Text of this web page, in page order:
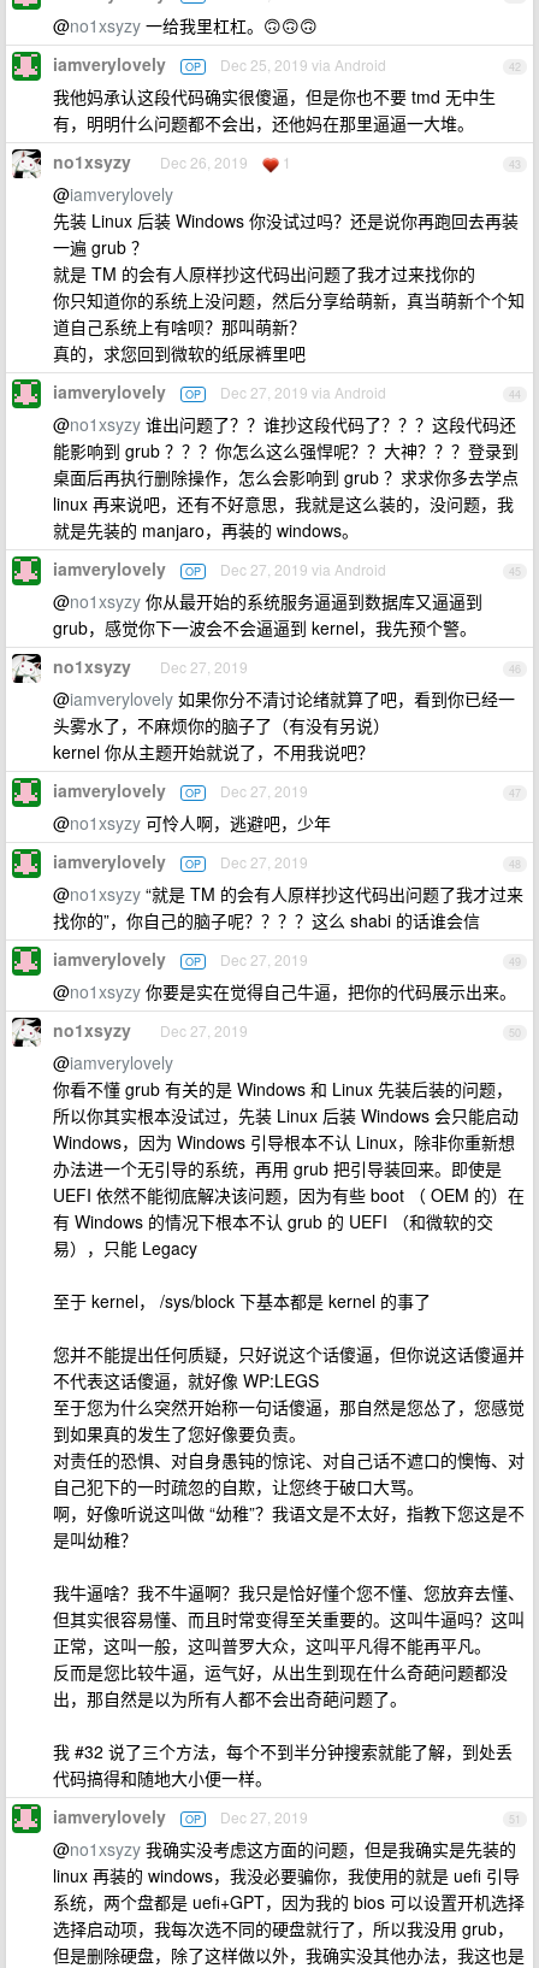
@no1xsyzy 一给我里杠杠。🙃🙃🙃
42
iamverylovely OP Dec 25, 2019 via Android
我他妈承认这段代码确实很傻逼，但是你也不要 tmd 无中生
有，明明什么问题都不会出，还他妈在那里逼逼一大堆。
43
no1xsyzy Dec 26, 2019 1
@iamverylovely
先装 Linux 后装 Windows 你没试过吗？还是说你再跑回去再装
一遍 grub ？
就是 TM 的会有人原样抄这代码出问题了我才过来找你的
你只知道你的系统上没问题，然后分享给萌新，真当萌新个个知
道自己系统上有啥呗？那叫萌新？
真的，求您回到微软的纸尿裤里吧
44
iamverylovely OP Dec 27, 2019 via Android
@no1xsyzy 谁出问题了？？谁抄这段代码了？？？这段代码还
能影响到 grub ？？？你怎么这么强悍呢？？大神？？？登录到
桌面后再执行删除操作，怎么会影响到 grub ？求求你多去学点
linux 再来说吧，还有不好意思，我就是这么装的，没问题，我
就是先装的 manjaro，再装的 windows。
45
iamverylovely OP Dec 27, 2019 via Android
@no1xsyzy 你从最开始的系统服务逼逼到数据库又逼逼到
grub，感觉你下一波会不会逼逼到 kernel，我先预个警。
46
no1xsyzy Dec 27, 2019
@iamverylovely 如果你分不清讨论绪就算了吧，看到你已经一
头雾水了，不麻烦你的脑子了（有没有另说）
kernel 你从主题开始就说了，不用我说吧？
47
iamverylovely OP Dec 27, 2019
@no1xsyzy 可怜人啊，逃避吧，少年
48
iamverylovely OP Dec 27, 2019
@no1xsyzy “就是 TM 的会有人原样抄这代码出问题了我才过来
找你的”，你自己的脑子呢？？？？这么 shabi 的话谁会信
49
iamverylovely OP Dec 27, 2019
@no1xsyzy 你要是实在觉得自己牛逼，把你的代码展示出来。
50
no1xsyzy Dec 27, 2019
@iamverylovely
你看不懂 grub 有关的是 Windows 和 Linux 先装后装的问题，
所以你其实根本没试过，先装 Linux 后装 Windows 会只能启动
Windows，因为 Windows 引导根本不认 Linux，除非你重新想
办法进一个无引导的系统，再用 grub 把引导装回来。即使是
UEFI 依然不能彻底解决该问题，因为有些 boot （ OEM 的）在
有 Windows 的情况下根本不认 grub 的 UEFI （和微软的交
易），只能 Legacy
至于 kernel， /sys/block 下基本都是 kernel 的事了
您并不能提出任何质疑，只好说这个话傻逼，但你说这话傻逼并
不代表这话傻逼，就好像 WP:LEGS
至于您为什么突然开始称一句话傻逼，那自然是您怂了，您感觉
到如果真的发生了您好像要负责。
对责任的恐惧、对自身愚钝的惊诧、对自己话不遮口的懊悔、对
自己犯下的一时疏忽的自欺，让您终于破口大骂。
啊，好像听说这叫做 “幼稚”？我语文是不太好，指教下您这是不
是叫幼稚？
我牛逼啥？我不牛逼啊？我只是恰好懂个您不懂、您放弃去懂、
但其实很容易懂、而且时常变得至关重要的。这叫牛逼吗？这叫
正常，这叫一般，这叫普罗大众，这叫平凡得不能再平凡。
反而是您比较牛逼，运气好，从出生到现在什么奇葩问题都没
出，那自然是以为所有人都不会出奇葩问题了。
我 #32 说了三个方法，每个不到半分钟搜索就能了解，到处丢
代码搞得和随地大小便一样。
51
iamverylovely OP Dec 27, 2019
@no1xsyzy 我确实没考虑这方面的问题，但是我确实是先装的
linux 再装的 windows，我没必要骗你，我使用的就是 uefi 引导
系统，两个盘都是 uefi+GPT，因为我的 bios 可以设置开机选择
选择启动项，我每次选不同的硬盘就行了，所以我没用 grub，
但是删除硬盘，除了这样做以外，我确实没其他办法，我这也是